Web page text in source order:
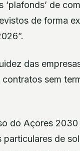
de
de forma
das
sem
do Açores
de